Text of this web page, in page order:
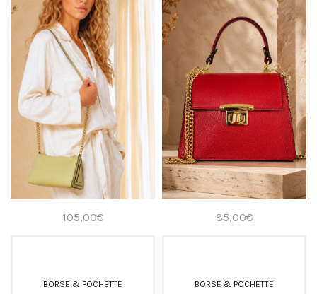
105,00€
BORSE & POCHETTE
85,00€
BORSE & POCHETTE